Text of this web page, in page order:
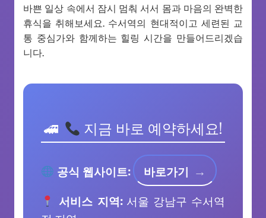
바쁜 일상 속에서 잠시 멈춰 서서 몸과 마음의 완벽한
휴식을 취해보세요. 수서역의 현대적이고 세련된 교
통 중심가와 함께하는 힐링 시간을 만들어드리겠습
니다.
지금 바로 예약하세요!
공식 웹사이트:
바로가기
서비스 지역:서울 강남구 수서역